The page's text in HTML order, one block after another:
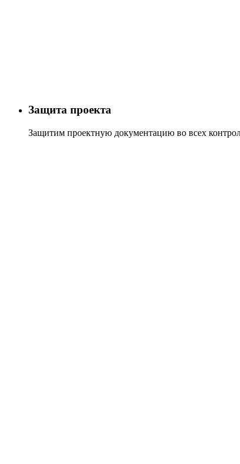
Защита проекта
Защитим проектную документацию во всех